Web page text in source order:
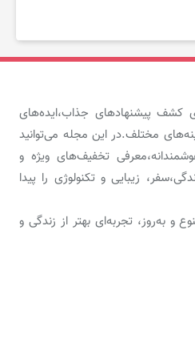
کشف پیشنهادهای جذاب،ایده‌های
مختلف.در این مجله می‌توانید
تخفیف‌های ویژه و
زیبایی و تکنولوژی را پیدا
و به‌روز، تجربه‌ای بهتر از زندگی و